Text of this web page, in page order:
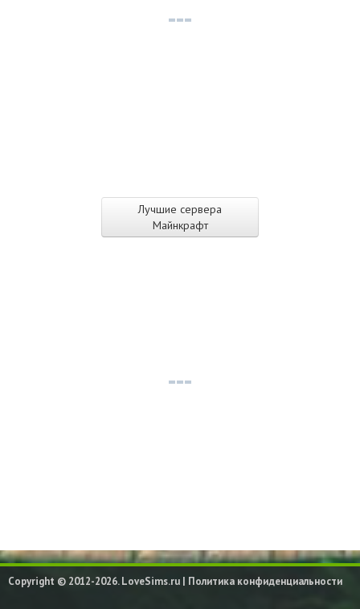
Лучшие сервера
Майнкрафт
Copyright © 2012-2026. LoveSims.ru | Политика конфиденциальности